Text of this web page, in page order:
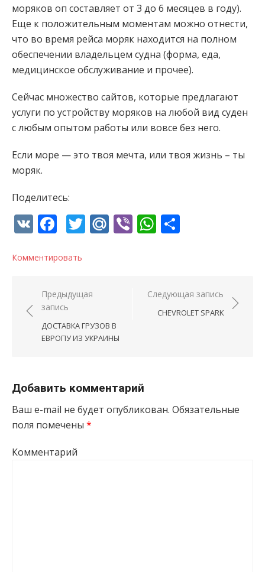
моряков оп составляет от 3 до 6 месяцев в году).
Еще к положительным моментам можно отнести,
что во время рейса моряк находится на полном
обеспечении владельцем судна (форма, еда,
медицинское обслуживание и прочее).
Сейчас множество сайтов, которые предлагают
услуги по устройству моряков на любой вид суден
с любым опытом работы или вовсе без него.
Если море — это твоя мечта, или твоя жизнь – ты
моряк.
Поделитесь:
VK Facebook
Twitter
Mail.Ru
ViberWhatsApp
Комментировать
Навигация по записям
Предыдущая
запись
ДОСТАВКА ГРУЗОВ В
ЕВРОПУ ИЗ УКРАИНЫ
Следующая запись
CHEVROLET SPARK
Добавить комментарий
Ваш e-mail не будет опубликован. Обязательные
поля помечены *
Комментарий